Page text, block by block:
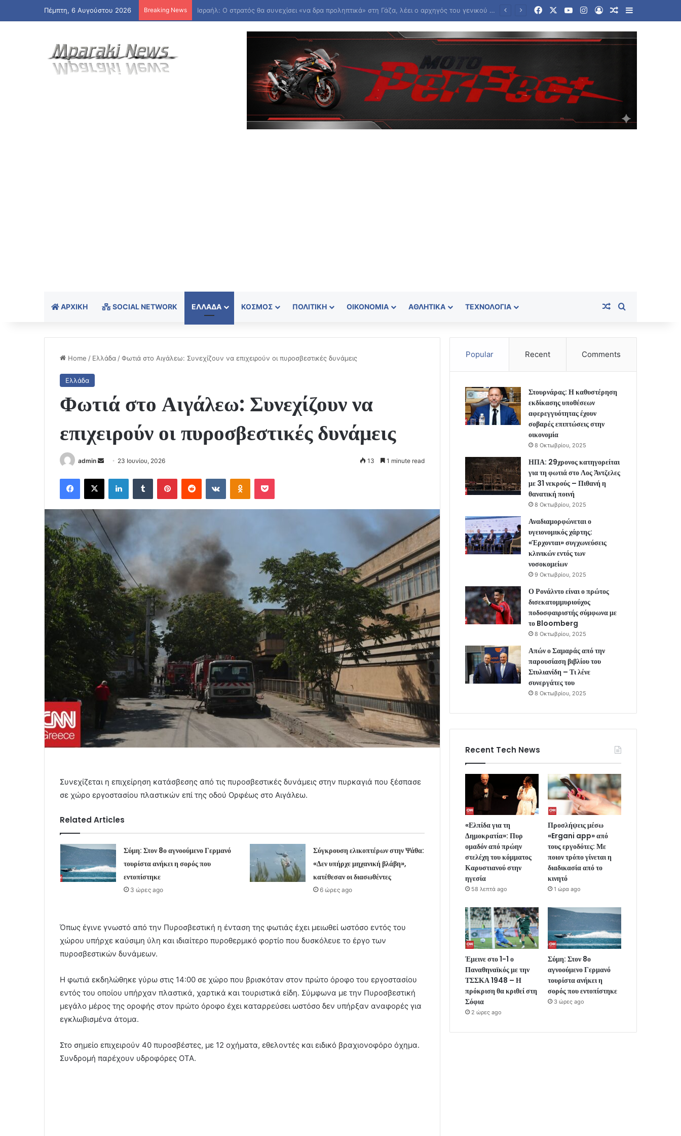
Πέμπτη, 6 Αυγούστου 2026 Breaking News «Ελπίδα για τη Δημοκρατία»: Πυρ ομαδόν από πρώην στελέχη του κόμματος Καρυστιανού στην ηγεσία FacebookYouTubeInstagram
Log InRandom Article
Sidebar
ΑΡΧΙΚΉ SOCIAL NETWORK ΕΛΛΆΔΑ ΚΌΣΜΟΣ ΠΟΛΙΤΙΚΉ ΟΙΚΟΝΟΜΊΑ ΑΘΛΗΤΙΚΆ ΤΕΧΝΟΛΟΓΊΑ Random Article
Home / Ελλάδα /Φωτιά στο Αιγάλεω: Συνεχίζουν να επιχειρούν οι πυροσβεστικές δυνάμεις
Ελλάδα
Φωτιά στο Αιγάλεω: Συνεχίζουν να
επιχειρούν οι πυροσβεστικές δυνάμεις
admin
Send
email
23 Ιουνίου, 2026 13 1 minute read
Facebook
X LinkedInTumblr PinterestReddit VKontakteOdnoklassniki
Pocket
Συνεχίζεται η επιχείρηση κατάσβεσης από τις πυροσβεστικές δυνάμεις στην πυρκαγιά που ξέσπασε
σε χώρο εργοστασίου πλαστικών επί της οδού Ορφέως στο Αιγάλεω.
Related Articles
Σύμη: Στον 8ο αγνοούμενο Γερμανό
τουρίστα ανήκει η σορός που
εντοπίστηκε
3 ώρες ago
Σύγκρουση ελικοπτέρων στην Ψάθα:
«Δεν υπήρχε μηχανική βλάβη»,
κατέθεσαν οι διασωθέντες
6 ώρες ago
Όπως έγινε γνωστό από την Πυροσβεστική η ένταση της φωτιάς έχει μειωθεί ωστόσο εντός του
χώρου υπήρχε καύσιμη ύλη και ιδιαίτερο πυροθερμικό φορτίο που δυσκόλευε το έργο των
πυροσβεστικών δυνάμεων.
Η φωτιά εκδηλώθηκε γύρω στις 14:00 σε χώρο που βρισκόταν στον πρώτο όροφο του εργοστασίου
εντός του οποίου υπήρχαν πλαστικά, χαρτικά και τουριστικά είδη. Σύμφωνα με την Πυροσβεστική
μεγάλο μέρος της οροφής στον πρώτο όροφο έχει καταρρεύσει ωστόσο δεν υπήρξαν αναφορές για
εγκλωβισμένα άτομα.
Στο σημείο επιχειρούν 40 πυροσβέστες, με 12 οχήματα, εθελοντές και ειδικό βραχιονοφόρο όχημα.
Συνδρομή παρέχουν υδροφόρες ΟΤΑ.
Popular Recent Comments
Στουρνάρας: Η καθυστέρηση
εκδίκασης υποθέσεων
αφερεγγυότητας έχουν
σοβαρές επιπτώσεις στην
οικονομία
8 Οκτωβρίου, 2025
ΗΠΑ: 29χρονος κατηγορείται
για τη φωτιά στο Λος Άντζελες
με 31 νεκρούς – Πιθανή η
θανατική ποινή
8 Οκτωβρίου, 2025
Αναδιαμορφώνεται ο
υγειονομικός χάρτης:
«Έρχονται» συγχωνεύσεις
κλινικών εντός των
νοσοκομείων
9 Οκτωβρίου, 2025
Ο Ρονάλντο είναι ο πρώτος
δισεκατομμυριούχος
ποδοσφαιριστής σύμφωνα με
το Bloomberg
8 Οκτωβρίου, 2025
Απών ο Σαμαράς από την
παρουσίαση βιβλίου του
Στυλιανίδη – Τι λένε
συνεργάτες του
8 Οκτωβρίου, 2025
Recent Tech News
«Ελπίδα για τη
Δημοκρατία»: Πυρ
ομαδόν από πρώην
στελέχη του κόμματος
Καρυστιανού στην
ηγεσία
58 λεπτά ago
Προσλήψεις μέσω
«Ergani app» από
τους εργοδότες: Με
ποιον τρόπο γίνεται η
διαδικασία από το
κινητό
1 ώρα ago
Έμεινε στο 1-1 ο
Παναθηναϊκός με την
ΤΣΣΚΑ 1948 – Η
πρόκριση θα κριθεί στη
Σόφια
2 ώρες ago
Σύμη: Στον 8ο
αγνοούμενο Γερμανό
τουρίστα ανήκει η
σορός που εντοπίστηκε
3 ώρες ago